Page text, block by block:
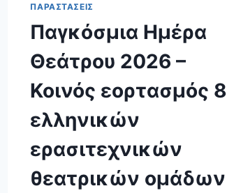
ΠΑΡΑΣΤΑΣΕΙΣ
Παγκόσμια Ημέρα
Θεάτρου 2026 –
Κοινός εορτασμός 8
ελληνικών
ερασιτεχνικών
θεατρικών ομάδων